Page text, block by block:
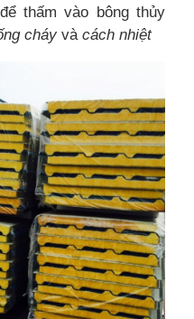
thấm vào bông thủy
cháy vàcách nhiệt